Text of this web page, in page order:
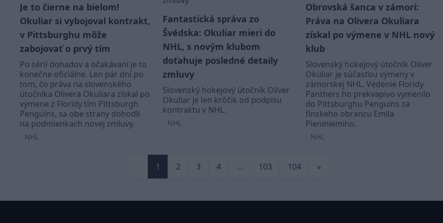
Je to čierne na bielom!
Okuliar si vybojoval kontrakt,
v Pittsburghu môže
zabojovať o prvý tím
Po sérii dohadov a očakávaní je to
konečne oficiálne. Len pár dní po
tom, čo práva na slovenského
útočníka Olivera Okuliara získal po
výmene z Floridy tím Pittsburgh
Penguins, sa obe strany dohodli
na podmienkach novej zmluvy.
NHL
Fantastická správa zo
Švédska: Okuliar mieri do
NHL, s novým klubom
doťahuje posledné detaily
zmluvy
Slovenský hokejový útočník Oliver
Okuliar je len krôčik od podpisu
kontraktu v NHL.
NHL
Obrovská šanca v zámorí:
Práva na Olivera Okuliara
získal po výmene v NHL nový
klub
Slovenský hokejový útočník Oliver
Okuliar je súčasťou výmeny v
zámorskej NHL. Vedenie Floridy
Panthers ho prekvapivo vymenilo
do Pittsburghu Penguins za
fínskeho obrancu Emila
Pieniniemiho.
NHL
1 2 3 4 ... 103 104 »